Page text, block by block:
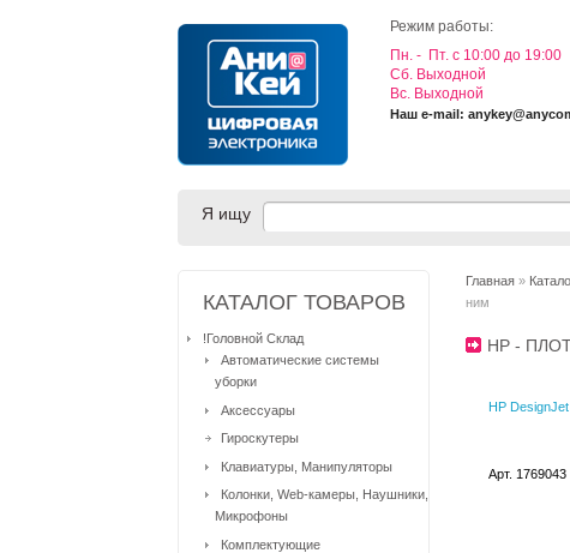
Режим работы:
Пн. - Пт. с 10:00 до 19:00
Cб. Выходной
Вс. Выходной
Наш e-mail:
Я ищу
Главная »
ним
HP -
HP
Арт. 1769043
КАТАЛОГ ТОВАРОВ
!Головной Склад
Автоматические системы
уборки
Аксессуары
Гироскутеры
Клавиатуры, Манипуляторы
Колонки, Web-камеры, Наушники,
Микрофоны
Комплектующие